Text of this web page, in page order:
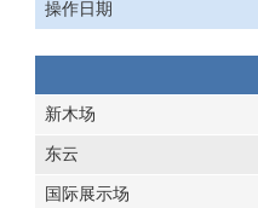
操作日期
新木场
东云
国际展示场